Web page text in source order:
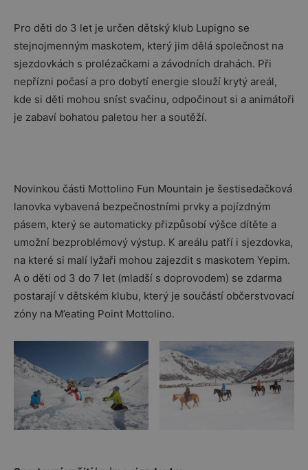
Pro děti do 3 let je určen dětský klub Lupigno se
stejnojmenným maskotem, který jim dělá společnost na
sjezdovkách s prolézačkami a závodních drahách. Při
nepřízni počasí a pro dobytí energie slouží krytý areál,
kde si děti mohou sníst svačinu, odpočinout si a animátoři
je zabaví bohatou paletou her a soutěží.
Novinkou části Mottolino Fun Mountain je šestisedačková
lanovka vybavená bezpečnostními prvky a pojízdným
pásem, který se automaticky přizpůsobí výšce dítěte a
umožní bezproblémový výstup. K areálu patří i sjezdovka,
na které si malí lyžaři mohou zajezdit s maskotem Yepim.
A o děti od 3 do 7 let (mladší s doprovodem) se zdarma
postarají v dětském klubu, který je součástí občerstvovací
zóny na M’eating Point Mottolino.